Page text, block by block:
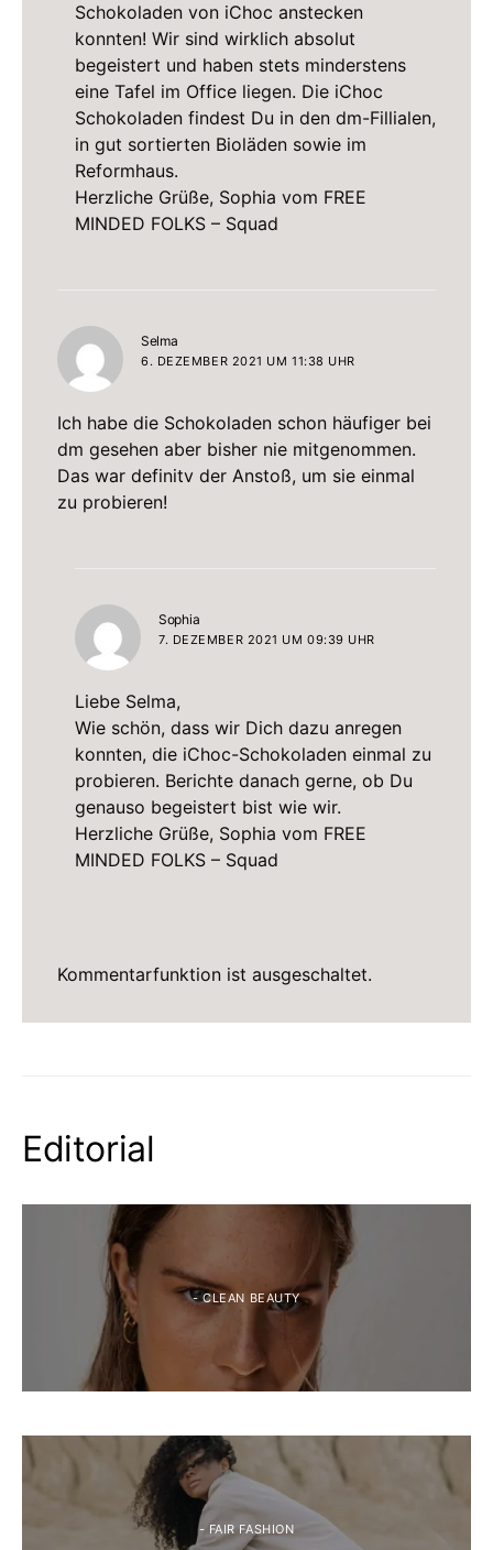
Schokoladen von iChoc anstecken
konnten! Wir sind wirklich absolut
begeistert und haben stets minderstens
eine Tafel im Office liegen. Die iChoc
Schokoladen findest Du in den dm-Fillialen,
in gut sortierten Bioläden sowie im
Reformhaus.
Herzliche Grüße, Sophia vom FREE
MINDED FOLKS – Squad
Selma
6. DEZEMBER 2021 UM 11:38 UHR
Ich habe die Schokoladen schon häufiger bei
dm gesehen aber bisher nie mitgenommen.
Das war definitv der Anstoß, um sie einmal
zu probieren!
Sophia
7. DEZEMBER 2021 UM 09:39 UHR
Liebe Selma,
Wie schön, dass wir Dich dazu anregen
konnten, die iChoc-Schokoladen einmal zu
probieren. Berichte danach gerne, ob Du
genauso begeistert bist wie wir.
Herzliche Grüße, Sophia vom FREE
MINDED FOLKS – Squad
Kommentarfunktion ist ausgeschaltet.
Editorial
- CLEAN BEAUTY
- FAIR FASHION